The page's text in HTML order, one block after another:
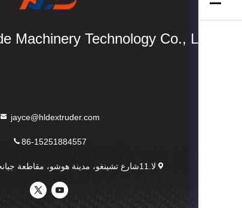
Machinery Technology Co., Ltd.
jayce@hldextruder.com
86-15251884557
لا.11شارع تشينغو، مدينة هوشو، مقاطعة جيانجينغ، نانجينغ، الصين.